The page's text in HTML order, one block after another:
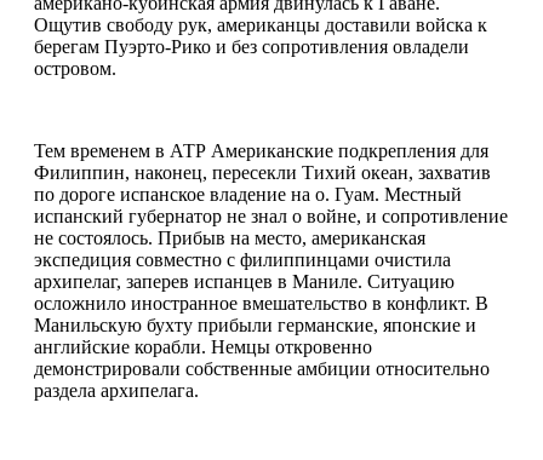
Ощутив свободу рук, американцы доставили войска к
берегам Пуэрто-Рико и без сопротивления овладели
островом.
Тем временем в АТР Американские подкрепления для
Филиппин, наконец, пересекли Тихий океан, захватив
по дороге испанское владение на о. Гуам. Местный
испанский губернатор не знал о войне, и сопротивление
не состоялось. Прибыв на место, американская
экспедиция совместно с филиппинцами очистила
архипелаг, заперев испанцев в Маниле. Ситуацию
осложнило иностранное вмешательство в конфликт. В
Манильскую бухту прибыли германские, японские и
английские корабли. Немцы откровенно
демонстрировали собственные амбиции относительно
раздела архипелага.